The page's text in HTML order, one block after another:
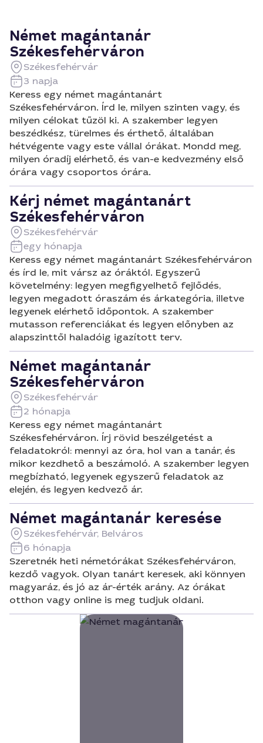
Német magántanár
Székesfehérváron
Székesfehérvár
3 napja
Keress egy német magántanárt
Székesfehérváron. Írd le, milyen szinten vagy, és
milyen célokat tűzöl ki. A szakember legyen
beszédkész, türelmes és érthető, általában
hétvégente vagy este vállal órákat. Mondd meg,
milyen óradíj elérhető, és van-e kedvezmény első
órára vagy csoportos órára.
Kérj német magántanárt
Székesfehérváron
Székesfehérvár
egy hónapja
Keress egy német magántanárt Székesfehérváron
és írd le, mit vársz az óráktól. Egyszerű
követelmény: legyen megfigyelhető fejlődés,
legyen megadott óraszám és árkategória, illetve
legyenek elérhető időpontok. A szakember
mutasson referenciákat és legyen előnyben az
alapszinttől haladóig igazított terv.
Német magántanár
Székesfehérváron
Székesfehérvár
2 hónapja
Keress egy német magántanárt
Székesfehérváron. Írj rövid beszélgetést a
feladatokról: mennyi az óra, hol van a tanár, és
mikor kezdhető a beszámoló. A szakember legyen
megbízható, legyenek egyszerű feladatok az
elején, és legyen kedvező ár.
Német magántanár keresése
Székesfehérvár, Belváros
6 hónapja
Szeretnék heti németórákat Székesfehérváron,
kezdő vagyok. Olyan tanárt keresek, aki könnyen
magyaráz, és jó az ár-érték arány. Az órákat
otthon vagy online is meg tudjuk oldani.